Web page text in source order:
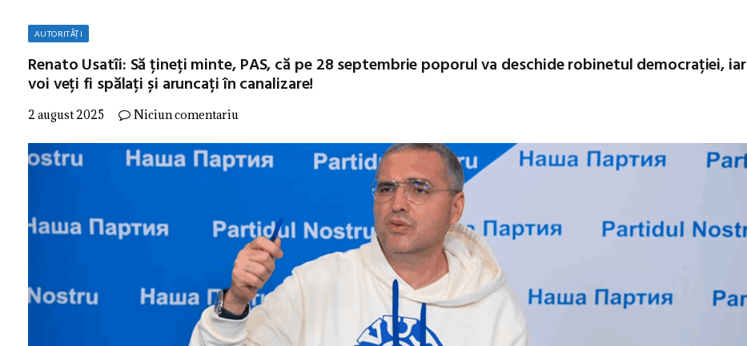
AUTORITĂȚI
Renato Usatîi: Să țineți minte, PAS, că pe 28 septembrie poporul va deschide robinetul democrației, iar
voi veți fi spălați și aruncați în canalizare!
2 august 2025 Niciun comentariu